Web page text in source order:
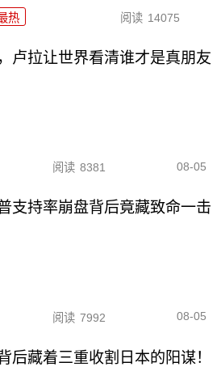
热 阅读 14075
卢拉让世界看清谁才是真朋友
阅读 8381 08-05
支持率崩盘背后竟藏致命一击
阅读 7992 08-05
后藏着三重收割日本的阳谋！